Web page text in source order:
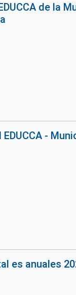
de la
-
es anuales